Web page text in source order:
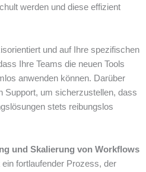
werden und diese effizient
und auf Ihre spezifischen
Ihre Teams die neuen Tools
anwenden können. Darüber
Support, um sicherzustellen, dass
stets reibungslos
und Skalierung von Workflows
fortlaufender Prozess, der